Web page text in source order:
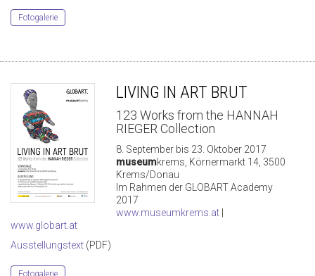
Fotogalerie
LIVING IN ART BRUT
123 Works from the HANNAH
RIEGER Collection
8. September bis 23. Oktober 2017
museumkrems, Körnermarkt 14, 3500
Krems/Donau
Im Rahmen der GLOBART Academy
2017
www.museumkrems.at
www.globart.at
Ausstellungstext (PDF)
Fotogalerie